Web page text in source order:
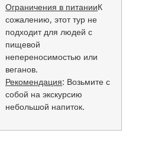
Ограничения в питанииК
сожалению, этот тур не
подходит для людей с
пищевой
непереносимостью или
веганов.
Рекомендация: Возьмите с
собой на экскурсию
небольшой напиток.